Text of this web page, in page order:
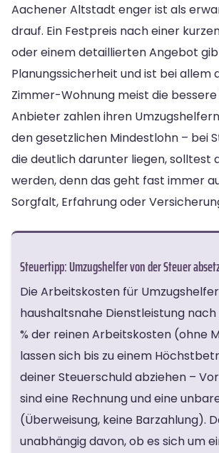
Aachener Altstadt enger ist als
drauf. Ein Festpreis nach einer
oder einem detaillierten Angebot
Planungssicherheit und ist bei allem
Zimmer-Wohnung meist die bessere
Anbieter zahlen ihren
den gesetzlichen Mindestlohn – bei
die deutlich darunter liegen, solltest
werden, denn das geht fast immer
Sorgfalt, Erfahrung oder
Steuertipp: Umzugshelfer von der Steuer
Die Arbeitskosten für
haushaltsnahe Dienstleistung nach
% der reinen Arbeitskosten (ohne
lassen sich bis zu einem
deiner Steuerschuld abziehen –
sind eine Rechnung und eine
(Überweisung, keine Barzahlung).
unabhängig davon, ob es sich um